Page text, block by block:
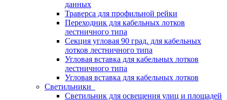
данных
Траверса для профильной рейки
Переходник для кабельных лотков
лестничного типа
Секция угловая 90 град. для кабельных
лотков лестничного типа
Угловая вставка для кабельных лотков
лестничного типа
Угловая вставка для кабельных лотков
Светильники
Светильник для освещения улиц и площадей